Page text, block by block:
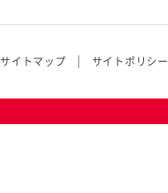
サイトマップ サイトポリシー